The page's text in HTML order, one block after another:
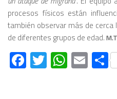
procesos físicos están
también observar más de cerca
de diferentes grupos de edad.
Facebook
Twitter